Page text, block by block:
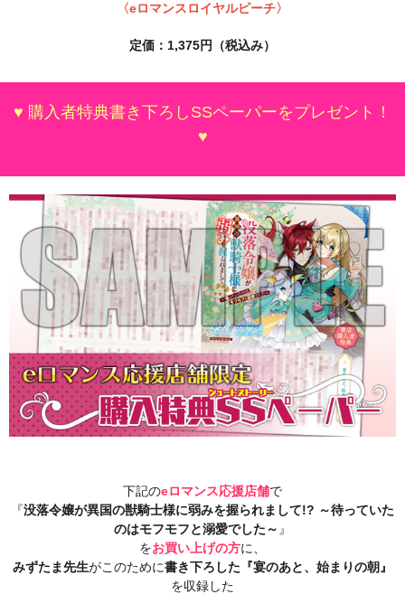
〈eロマンスロイヤルピーチ〉
定価：1,375円（税込み）
♥ 購入者特典書き下ろしSSペーパーをプレゼント！
♥
下記のeロマンス応援店舗で
『没落令嬢が異国の獣騎士様に弱みを握られまして!? ～待っていた
のはモフモフと溺愛でした～ 』
をお買い上げの方に、
みずたま先生がこのために書き下ろした『宴のあと、始まりの朝 』
を収録した